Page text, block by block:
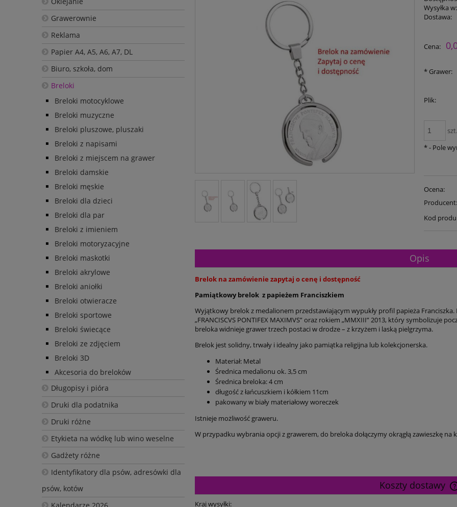
Grawerownie
Reklama
Papier A4, A5, A6, A7, DL
Biuro, szkoła, dom
Breloki
Breloki motocyklowe
Breloki muzyczne
Breloki pluszowe, pluszaki
Breloki z napisami
Breloki z miejscem na grawer
Breloki damskie
Breloki męskie
Breloki dla dzieci
Breloki dla par
Breloki z imieniem
Breloki motoryzacyjne
Breloki maskotki
Breloki akrylowe
Breloki aniołki
Breloki otwieracze
Breloki sportowe
Breloki świecące
Breloki ze zdjęciem
Breloki 3D
Akcesoria do breloków
Długopisy i pióra
Druki dla podatnika
Druki różne
Etykieta na wódkę lub wino weselne
Gadżety różne
Identyfikatory dla psów, adresówki dla
psów, kotów
Kalendarze 2026
Wysyłka w:
Dostawa:
Cena:
* Grawer:
Plik:
*- Pole
Ocena:
Kod
Opis
Brelok na zamówienie zapytaj o cenę i dostępność
Pamiątkowy brelok z papieżem Franciszkiem
Wyjątkowy brelok z medalionem przedstawiającym wypukły profil papieża
„FRANCISCVS PONTIFEX MAXIMVS” oraz rokiem „MMXIII” 2013, który symbolizuje
breloka widnieje grawer trzech postaci w drodze – z krzyżem i laską pielgrzyma.
Brelok jest solidny, trwały i idealny jako pamiątka religijna lub kolekcjonerska.
Materiał: Metal
Średnica medalionu ok. 3,5 cm
Średnica breloka: 4 cm
długość z łańcuszkiem i kółkiem 11cm
pakowany w biały materiałowy woreczek
Istnieje możliwość graweru.
W przypadku wybrania opcji z grawerem, do breloka dołączymy okrągłą zawieszkę
Koszty dostawy
Kraj wysyłki: